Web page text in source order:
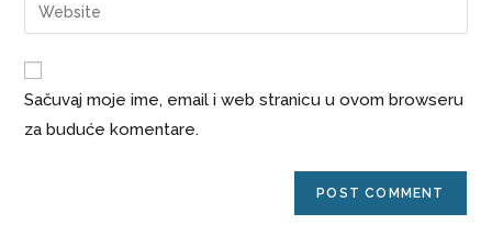
Sačuvaj moje ime, email i web stranicu u ovom browseru
za buduće komentare.